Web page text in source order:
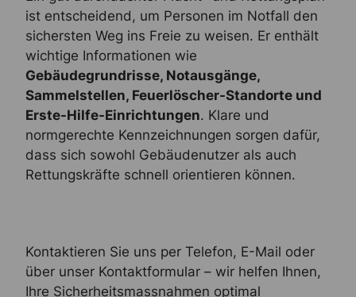
ist entscheidend, um Personen im Notfall den
sichersten Weg ins Freie zu weisen. Er enthält
wichtige Informationen wie
Gebäudegrundrisse, Notausgänge,
Sammelstellen, Feuerlöscher-Standorte und
Erste-Hilfe-Einrichtungen. Klare und
normgerechte Kennzeichnungen sorgen dafür,
dass sich sowohl Gebäudenutzer als auch
Rettungskräfte schnell orientieren können.
Kontaktieren Sie uns per Telefon, E-Mail oder
über unser Kontaktformular – wir helfen Ihnen,
Ihre Sicherheitsmassnahmen optimal